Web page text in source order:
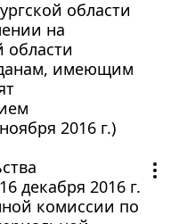
области
на
области
имеющим
2016 г.)
декабря 2016 г.
комиссии по